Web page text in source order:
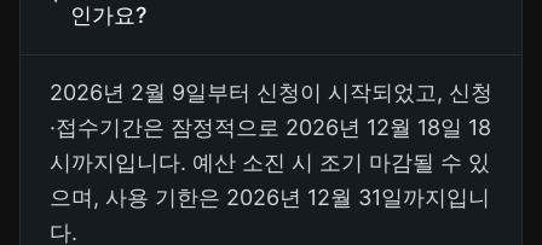
인가요?
2026년 2월 9일부터 신청이 시작되었고, 신청
·접수기간은 잠정적으로 2026년 12월 18일 18
시까지입니다. 예산 소진 시 조기 마감될 수 있
으며, 사용 기한은 2026년 12월 31일까지입니
다.